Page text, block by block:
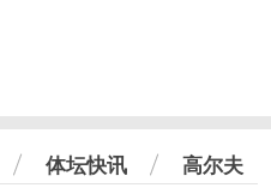
体坛快讯 高尔夫